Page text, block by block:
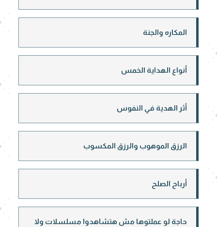
المكاره والجنة
أنواع الهداية الخمس
أثر الهدية في النفوس
الرزق الموهوب والرزق المكسوب
أرباح الصلح
حاجة لو عملتوها مش هتشاهدوا مسلسلات ولا